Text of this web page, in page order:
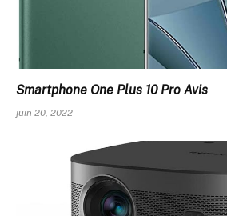
Smartphone One Plus 10 Pro Avis
juin 20, 2022